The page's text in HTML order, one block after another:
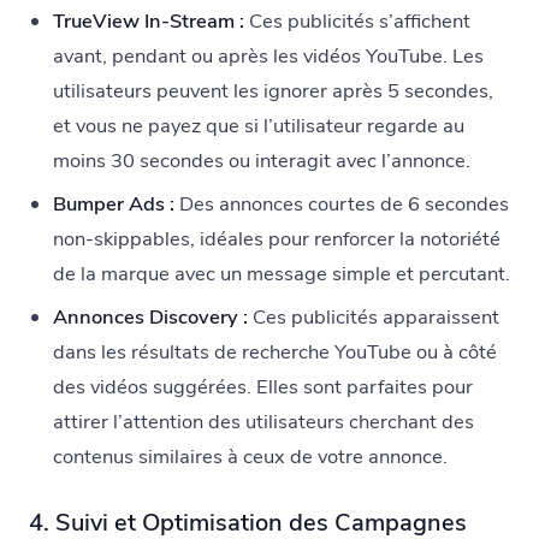
TrueView In-Stream : Ces publicités s’affichent
avant, pendant ou après les vidéos YouTube. Les
utilisateurs peuvent les ignorer après 5 secondes,
et vous ne payez que si l’utilisateur regarde au
moins 30 secondes ou interagit avec l’annonce.
Bumper Ads : Des annonces courtes de 6 secondes
non-skippables, idéales pour renforcer la notoriété
de la marque avec un message simple et percutant.
Annonces Discovery : Ces publicités apparaissent
dans les résultats de recherche YouTube ou à côté
des vidéos suggérées. Elles sont parfaites pour
attirer l’attention des utilisateurs cherchant des
contenus similaires à ceux de votre annonce.
4. Suivi et Optimisation des Campagnes